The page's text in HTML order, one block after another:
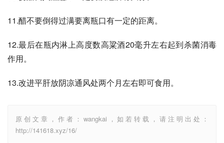
11.醋不要倒得过满要离瓶口有一定的距离。
12.最后在瓶内淋上高度数高粱酒20毫升左右起到杀菌消毒
作用。
13.改进平肝放阴凉通风处两个月左右即可食用。
原创文章，作者：wangkai，如若转载，请注明出处：
http://141618.xyz/16/